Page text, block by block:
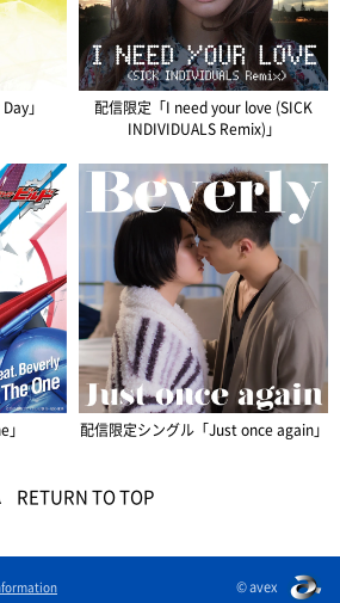
」
配信限定「I need your love (SICK
INDIVIDUALS Remix)」
配信限定シングル「Just once again」
RETURN TO TOP
© avex